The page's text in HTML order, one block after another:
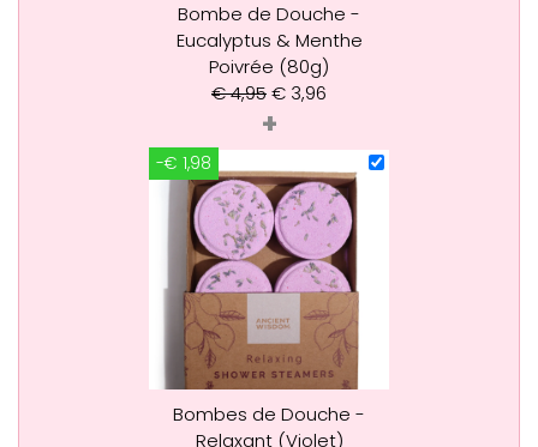
Bombe de Douche -
Eucalyptus & Menthe
Poivrée (80g)
€4,95€ 3,96
+
-€ 1,98
Bombes de Douche -
Relaxant (Violet)